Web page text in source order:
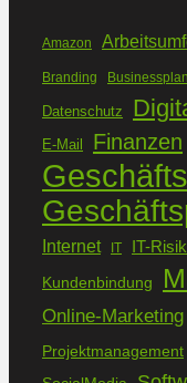
Amazon
Branding Businessplan
Datenschutz
E-Mail Finanzen
Internet IT IT-
Kundenbindung
Online-Marketing
Projektmanagement